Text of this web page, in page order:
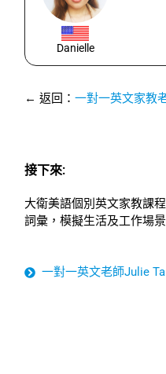
Danielle
← 返回： 一對一英文家教
接下來:
大衛美語個別英文家教課
詞彙，模擬生活及工作場
一對一英文老師Julie